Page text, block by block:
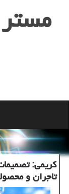
كریمی:
تاجران و